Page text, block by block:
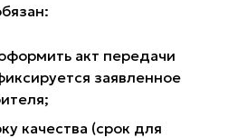
акт передачи
заявленное
качества (срок для